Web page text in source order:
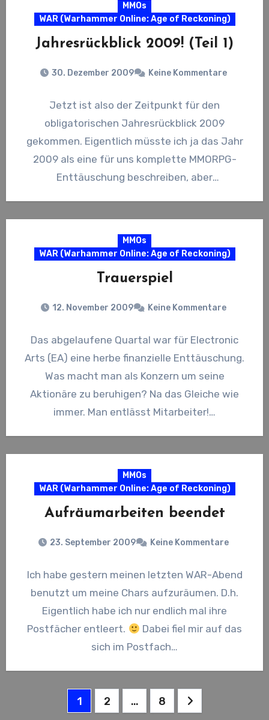
MMOs
WAR (Warhammer Online: Age of Reckoning)
Jahresrückblick 2009! (Teil 1)
30. Dezember 2009 Keine Kommentare
Jetzt ist also der Zeitpunkt für den
obligatorischen Jahresrückblick 2009
gekommen. Eigentlich müsste ich ja das Jahr
2009 als eine für uns komplette MMORPG-
Enttäuschung beschreiben, aber
MMOs
WAR (Warhammer Online: Age of Reckoning)
Trauerspiel
12. November 2009 Keine Kommentare
Das abgelaufene Quartal war für Electronic
Arts (EA) eine herbe finanzielle Enttäuschung.
Was macht man als Konzern um seine
Aktionäre zu beruhigen? Na das Gleiche wie
immer. Man entlässt Mitarbeiter!…
MMOs
WAR (Warhammer Online: Age of Reckoning)
Aufräumarbeiten beendet
23. September 2009 Keine Kommentare
Ich habe gestern meinen letzten WAR-Abend
benutzt um meine Chars aufzuräumen. D.h.
Eigentlich habe ich nur endlich mal ihre
Postfächer entleert.
Dabei fiel mir auf das
sich im Postfach…
Seitennummerierung
1 2 … 8